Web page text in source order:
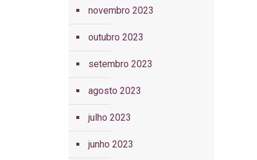
novembro 2023
outubro 2023
setembro 2023
agosto 2023
julho 2023
junho 2023